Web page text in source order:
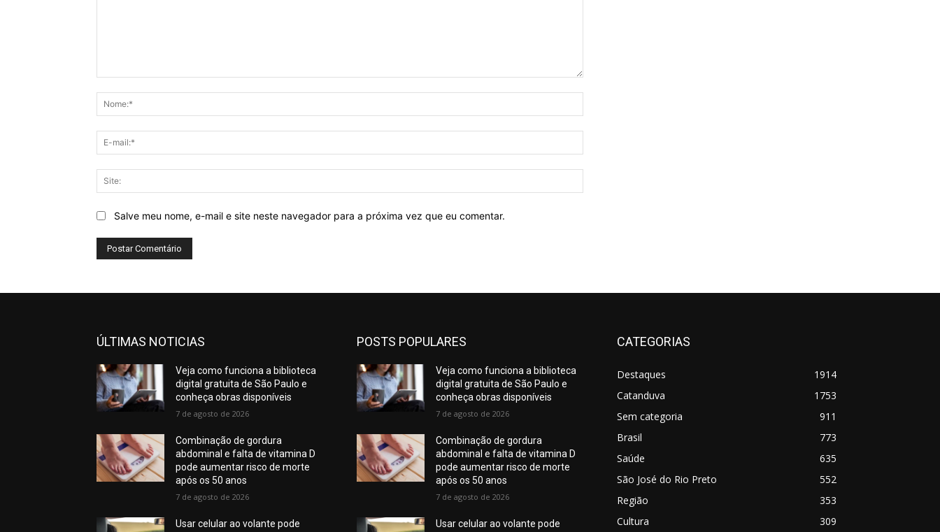
mail:*
Salve meu nome, e-mail e site neste navegador para a próxima vez que eu comentar.
ÚLTIMAS NOTICIAS
Veja como funciona a biblioteca
digital gratuita de São Paulo e
conheça obras disponíveis
7 de agosto de 2026
Combinação de gordura
abdominal e falta de vitamina D
pode aumentar risco de morte
após os 50 anos
7 de agosto de 2026
Usar celular ao volante pode
POSTS POPULARES
Veja como funciona a biblioteca
digital gratuita de São Paulo e
conheça obras disponíveis
7 de agosto de 2026
Combinação de gordura
abdominal e falta de vitamina D
pode aumentar risco de morte
após os 50 anos
7 de agosto de 2026
Usar celular ao volante pode
CATEGORIAS
Destaques
1914
Catanduva
1753
Sem categoria
911
Brasil
773
Saúde
635
São José do Rio Preto
552
Região
353
Cultura
309